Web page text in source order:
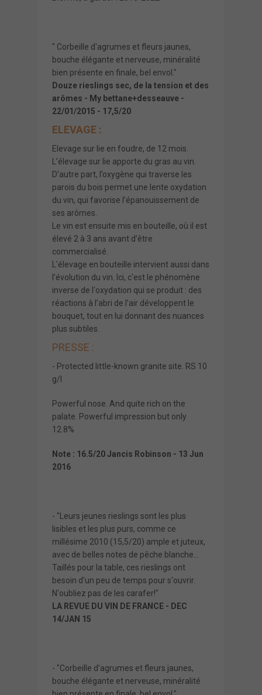
" Corbeille d'agrumes et fleurs jaunes,
bouche élégante et nerveuse, minéralité
bien présente en finale, bel envol."
Douze rieslings sec, de la tension et des
arômes - My bettane+desseauve -
22/01/2015 - 17,5/20
ELEVAGE :
Elevage sur lie en foudre, de 12 mois.
L’élevage sur lie apporte du gras au vin.
D’autre part, l’oxygène qui traverse les
parois du bois permet une lente oxydation
du vin, qui favorise l’épanouissement de
ses arômes.
Le vin est ensuite mis en bouteille, où il est
élevé 2 à 3 ans avant d’être
commercialisé.
L'élevage en bouteille intervient aussi dans
l’évolution du vin. Ici, c'est le phénomène
inverse de l'oxydation qui se produit : des
réactions à l’abri de l’air développent le
bouquet, tout en lui donnant des nuances
plus subtiles.
PRESSE :
- Protected little-known granite site. RS 10
g/l
Powerful nose. And quite rich on the
palate. Powerful impression but only
12.8%
Note : 16.5/20 Jancis Robinson - 13 Jun
2016
- "Leurs jeunes rieslings sont les plus
lisibles et les plus purs, comme ce
millésime 2010 (15,5/20) ample et juteux,
avec de belles notes de pêche blanche...
Taillés pour la table, ces rieslings ont
besoin d'un peu de temps pour s'ouvrir.
N'oubliez pas de les carafer!"
LA REVUE DU VIN DE FRANCE - DEC
14/JAN 15
- "Corbeille d'agrumes et fleurs jaunes,
bouche élégante et nerveuse, minéralité